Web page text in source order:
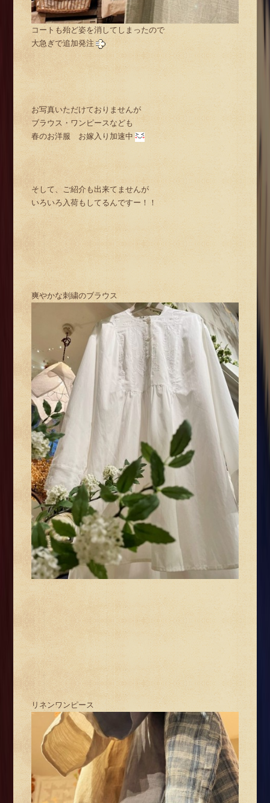
コートも殆ど姿を消してしまったので
大急ぎで追加発注
お写真いただけておりませんが
ブラウス・ワンピースなども
春のお洋服 お嫁入り加速中
そして、ご紹介も出来てませんが
いろいろ入荷もしてるんですー！！
爽やかな刺繍のブラウス
リネンワンピース